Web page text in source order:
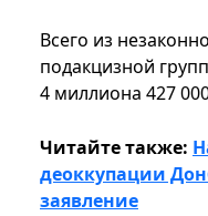
Всего из
подакцизной
4 миллиона 427
Читайте также:
деоккупации
заявление